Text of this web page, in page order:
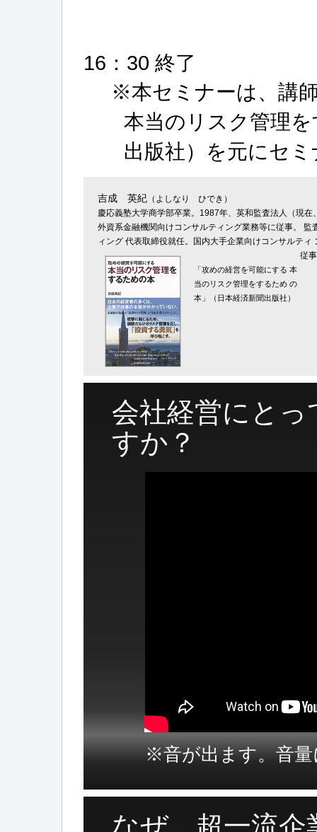
16：30 終了
※本セミナーは、講
本当のリスク管理
出版社）を元にセ
吉成 英紀（よしなり ひでき）
慶応義塾大学商学部卒業。1987年、英和監査法人（現
外資系金融機関向けコンサルティング業務等に従事。
ィング 代表取締役就任。国内大手企業向けコンサルテ
従
「攻めの経営を可能にする 本
当のリスク管理をするため の
本」（日本経済新聞出版社）
会社経営にと
すか？
※音が出ます。音量